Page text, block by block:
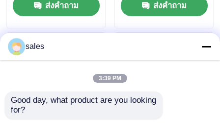
สำหรับการแสดงการ
ตลาดและระยะยาว
ส่งคำถาม
โฆษณาในกลางแจ้ง
ส่งคำถาม
sales
3:39 PM
Good day, what product are you looking
for?